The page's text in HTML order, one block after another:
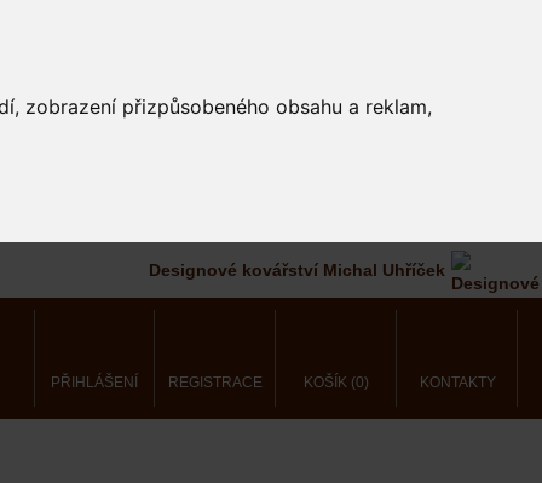
zobrazení přizpůsobeného obsahu a reklam,
Designové kovářství Michal Uhříček
PŘIHLÁŠENÍ REGISTRACE KOŠÍK (0) KONTAKTY